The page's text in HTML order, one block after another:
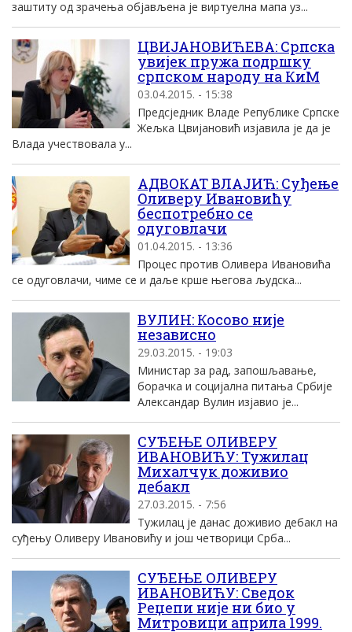
заштиту од зрачења објављена је виртуелна мапа уз...
ЦВИЈАНОВИЋЕВА: Српска
увијек пружа подршку
српском народу на КиМ
03.04.2015. - 15:38
Предсједник Владе Републике Српске
Жељка Цвијановић изјавила је да је
Влада учествовала у...
АДВОКАТ ВЛАЈИЋ: Суђење
Оливеру Ивановићу
беспотребно се
одуговлачи
01.04.2015. - 13:36
Процес против Оливера Ивановића
се одуговлачи, чиме се и даље крше његова људска...
ВУЛИН: Косово није
независно
29.03.2015. - 19:03
Министар за рад, запошљавање,
борачка и социјална питања Србије
Александар Вулин изјавио је...
СУЂЕЊЕ ОЛИВЕРУ
ИВАНОВИЋУ: Тужилац
Михалчук доживио
дебакл
27.03.2015. - 7:56
Тужилац је данас доживио дебакл на
суђењу Оливеру Ивановићу и још четворици Срба...
СУЂЕЊЕ ОЛИВЕРУ
ИВАНОВИЋУ: Сведок
Реџепи није ни био у
Митровици априла 1999.